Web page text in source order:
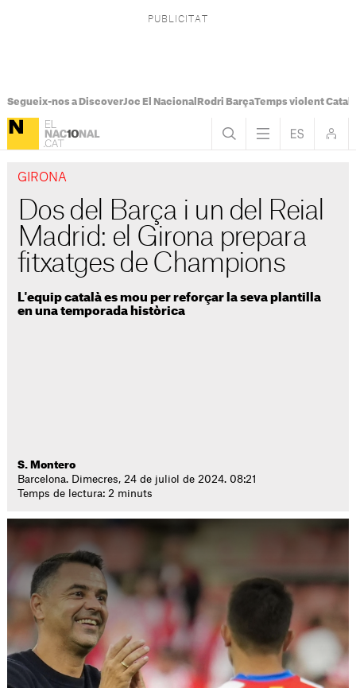
Segueix-nos a DiscoverJoc El Nacional Rodri BarçaTemps violent
GIRONA
Dos del Barça i un del Reial
Madrid: el Girona prepara
fitxatges de Champions
L'equip català es mou per reforçar la seva plantilla
en una temporada històrica
S. Montero
Barcelona. Dimecres, 24 de juliol de 2024. 08:21
Temps de lectura: 2 minuts